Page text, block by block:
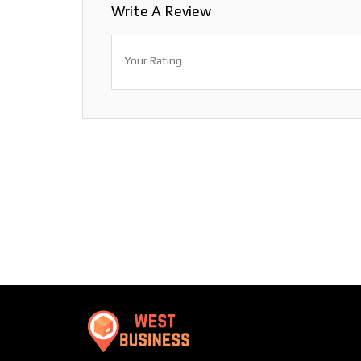
Write A Review
Your Rating